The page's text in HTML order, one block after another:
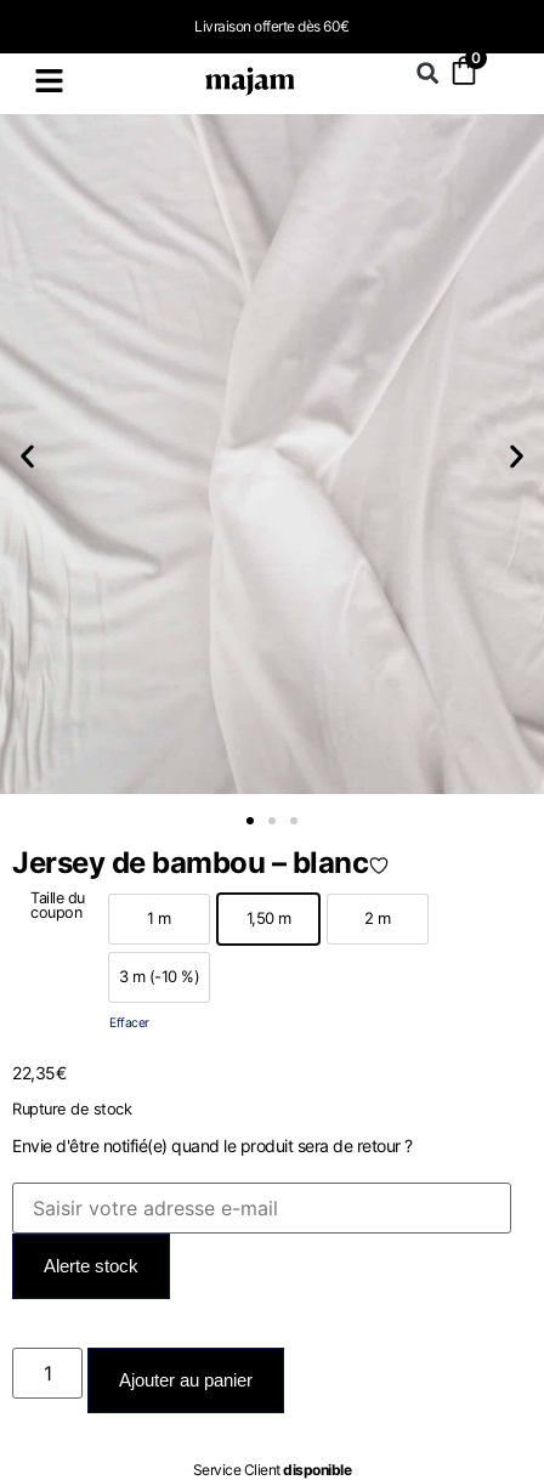
Livraison offerte dès 60€
0
Jersey de bambou – blanc
Taille du
coupon
1 m 1,50 m 2 m
3 m (-10 %)
3 m (-10 %)
Effacer
22,35€
Rupture de stock
Envie d'être notifié(e) quand le produit sera de retour ?
Alerte stock
Ajouter au panier
Service Clientdisponible